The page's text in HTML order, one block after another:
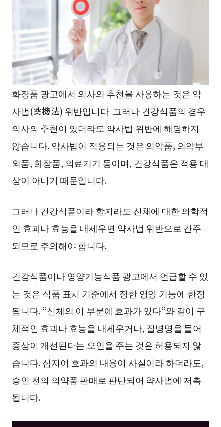
화장품 광고에서 의사의 추천을 사용하는 것은 약
사법(薬機法) 위반입니다. 그러나 건강식품의 경우
의사의 추천이 있더라도 약사법 위반에 해당하지
않습니다. 약사법이 적용되는 것은 의약품, 의약부
외품, 화장품, 의료기기 등이며, 건강식품은 적용 대
상이 아니기 때문입니다.
그러나 건강식품이라 할지라도 신체에 대한 의학적
인 효과나 효능을 내세우면 약사법 위반으로 간주
되므로 주의해야 합니다.
건강식품이나 영양기능식품 광고에서 언급할 수 있
는 것은 식품 표시 기준에서 정한 영양 기능에 한정
됩니다. “신체의 이 부분에 효과가 있다”와 같이 구
체적인 효과나 효능을 내세우거나, 질병명을 들어
증상이 개선된다는 오인을 주는 것은 허용되지 않
습니다. 심지어 효과의 내용이 사실이라 하더라도,
승인 전의 의약품 판매로 판단되어 약사법에 저촉
됩니다.